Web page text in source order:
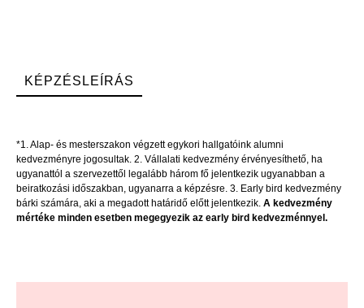
KÉPZÉSLEÍRÁS
*1. Alap- és mesterszakon végzett egykori hallgatóink alumni
kedvezményre jogosultak. 2. Vállalati kedvezmény érvényesíthető, ha
ugyanattól a szervezettől legalább három fő jelentkezik ugyanabban a
beiratkozási időszakban, ugyanarra a képzésre. 3. Early bird kedvezmény
bárki számára, aki a megadott határidő előtt jelentkezik. A kedvezmény
mértéke minden esetben megegyezik az early bird kedvezménnyel.